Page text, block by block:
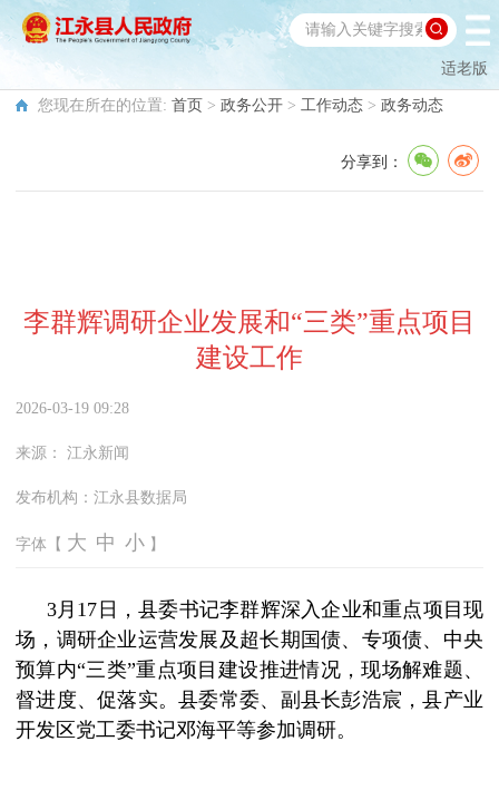
适老版
您现在所在的位置: 首页 > 政务公开 > 工作动态 > 政务动态
分享到：
李群辉调研企业发展和“三类”重点项目
建设工作
2026-03-19 09:28
来源： 江永新闻
发布机构： 江永县数据局
字体【 大 中 小 】
3月17日，县委书记李群辉深入企业和重点项目现
场，调研企业运营发展及超长期国债、专项债、中央
预算内“三类”重点项目建设推进情况，现场解难题、
督进度、促落实。县委常委、副县长彭浩宸，县产业
开发区党工委书记‌邓海平等参加调研。